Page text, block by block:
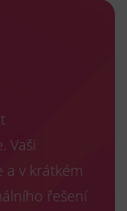
Vaši
a v krátkém
řešení